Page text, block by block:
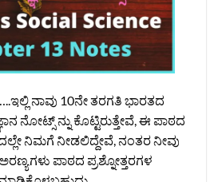
ನಾವು 10ನೇ ತರಗತಿ ಭಾರತದ
ನೋಟ್ಸ್‌ ನ್ನು ಕೊಟ್ಟಿರುತ್ತೇವೆ, ಈ ಪಾಠದ
ನಿಮಗೆ ನೀಡಲಿದ್ದೇವೆ, ನಂತರ ನೀವು
ಪಾಠದ ಪ್ರಶ್ನೋತ್ತರಗಳ